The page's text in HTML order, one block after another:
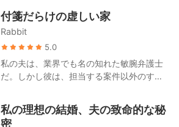
耳にしたのは、夫と担当医が交わす信じら
れない会話だった。 「命を救うために、手
足を切断するだけというお話だったはずで
ず抜き取ろうとなさるのですか！」 「ご主
人、これでは、あなたがご自身のその手で
なってしまいますよ！」 いつもは感情を抑
えた理知的な夫の声が、骨の髄まで凍るよ
つながりもない。 彼女はただ、桐谷凌司の
妻として存在していた。 「離婚したい？」
男は冷たく笑った。 「月川栀。いつか君が
自分から戻ってきて、俺に謝る日を楽しみ
にしているよ」 彼女は何も言わなかった。
ただ静かに離婚届を手に取り、その場を去
っていた。 医学界が注目する天才研究者。
多くの研究者が憧れる存在。 かつて彼女を
付箋だらけの虚しい家
Rabbit
5.0
私の夫は、業界でも名の知れた敏腕弁護士
だ。しかし彼は、担当する案件以外のすべ
を抱えていた。 私の誕生日はおろか、二人
の結婚記念日さえ、決して覚えようとはし
私の理想の結婚、夫の致命的な秘
密